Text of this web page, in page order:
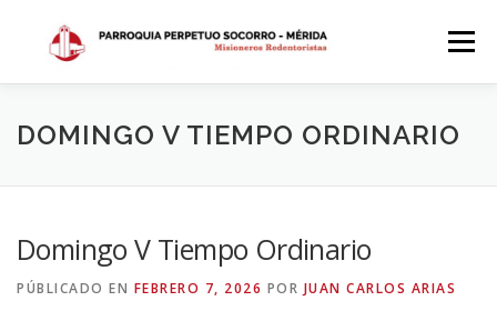
contenido
Menú
INICIO DÓNDE ESTAMOS HISTORIA
SACRAMENTOS CALENDARIO PARROQUIAL 2024
DOMINGO V TIEMPO ORDINARIO
Domingo V Tiempo Ordinario
PÚBLICADO EN FEBRERO 7, 2026 POR JUAN CARLOS ARIAS